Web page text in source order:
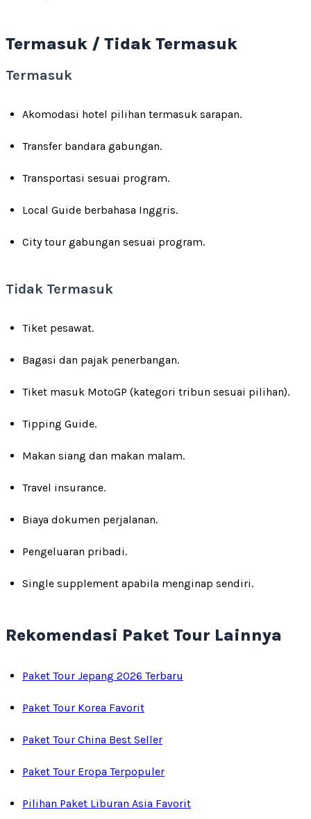
Termasuk / Tidak Termasuk
Termasuk
Akomodasi hotel pilihan termasuk sarapan.
Transfer bandara gabungan.
Transportasi sesuai program.
Local Guide berbahasa Inggris.
City tour gabungan sesuai program.
Tidak Termasuk
Tiket pesawat.
Bagasi dan pajak penerbangan.
Tiket masuk MotoGP (kategori tribun sesuai pilihan).
Tipping Guide.
Makan siang dan makan malam.
Travel insurance.
Biaya dokumen perjalanan.
Pengeluaran pribadi.
Single supplement apabila menginap sendiri.
Rekomendasi Paket Tour Lainnya
Paket Tour Jepang 2026 Terbaru
Paket Tour Korea Favorit
Paket Tour China Best Seller
Paket Tour Eropa Terpopuler
Pilihan Paket Liburan Asia Favorit